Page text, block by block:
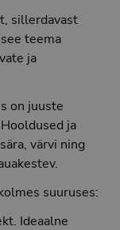
sillerdavast
teema
ja
on juuste
ja
värvi ning
suuruses:
Ideaalne